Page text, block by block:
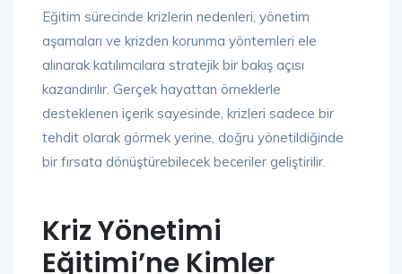
Eğitim sürecinde krizlerin nedenleri, yönetim
aşamaları ve krizden korunma yöntemleri ele
alınarak katılımcılara stratejik bir bakış açısı
kazandırılır. Gerçek hayattan örneklerle
desteklenen içerik sayesinde, krizleri sadece bir
tehdit olarak görmek yerine, doğru yönetildiğinde
bir fırsata dönüştürebilecek beceriler geliştirilir.
Kriz Yönetimi
Eğitimi’ne Kimler